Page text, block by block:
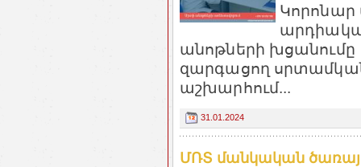
Կորոնար
անոթների խցանումը
զարգացող
աշխարհում...
31.01.2024
ՄՌՏ մանկական